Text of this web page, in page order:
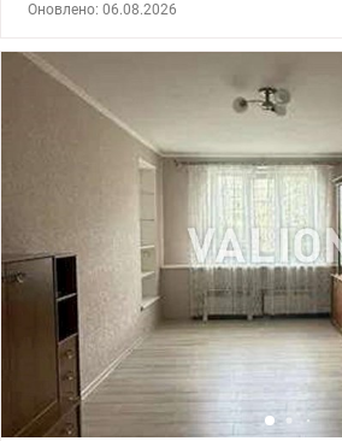
– початок ремонтних робіт). Квартира має
планування з правильною геометрією
• кухня-вітальня, з якої можна зробити
окремі спальні кімнати • два санвузли по
квартири • гардеробна та просторий
будинків Ковальської: • стіни з
фасад, повністю панорамні вікна • нові
генератори – комфорт у будь-який час •
до 2-рівневого підземного паркінгу •
опалення у комплексі ЖК КОМФОРТ+ класу
відкритою набережною та обладнаними
відпочинку, прогулянок, спорту. Закрита
групи, консьєрж-сервіс,
Підземні та гостьові паркінги, укриття.
– 10 хв. До центру Києва – 15 хвилин на
в мікрорайоні розвинута інфраструктура
медичні заклади, аптеки, школи, дитячі
Оновлено: 06.08.2026